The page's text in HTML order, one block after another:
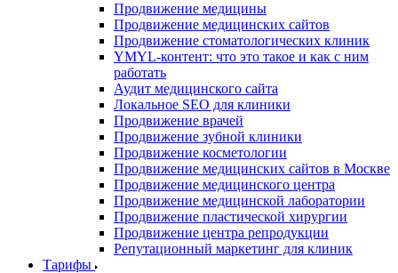
Продвижение медицины
Продвижение медицинских сайтов
Продвижение стоматологических клиник
YMYL-контент: что это такое и как с ним
работать
Аудит медицинского сайта
Локальное SEO для клиники
Продвижение врачей
Продвижение зубной клиники
Продвижение косметологии
Продвижение медицинских сайтов в Москве
Продвижение медицинского центра
Продвижение медицинской лаборатории
Продвижение пластической хирургии
Продвижение центра репродукции
Репутационный маркетинг для клиник
Тарифы